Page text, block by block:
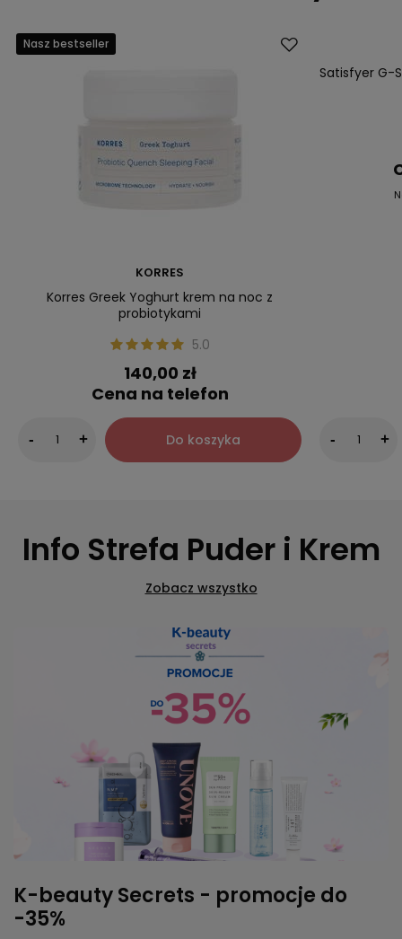
Nasz bestseller
KORRES
Korres Greek Yoghurt krem na noc z
probiotykami
5.0
140,00 zł
Cena na telefon
- + Do koszyka
Satisfyer G-
- +
Info Strefa Puder i Krem
Zobacz wszystko
K-beauty Secrets - promocje do
-35%